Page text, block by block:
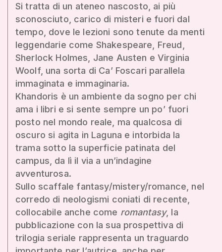
Si tratta di un ateneo nascosto, ai più
sconosciuto, carico di misteri e fuori dal
tempo, dove le lezioni sono tenute da menti
leggendarie come Shakespeare, Freud,
Sherlock Holmes, Jane Austen e Virginia
Woolf, una sorta di Ca’ Foscari parallela
immaginata e immaginaria.
Khandoris è un ambiente da sogno per chi
ama i libri e si sente sempre un po’ fuori
posto nel mondo reale, ma qualcosa di
oscuro si agita in Laguna e intorbida la
trama sotto la superficie patinata del
campus, da lì il via a un’indagine
avventurosa.
Sullo scaffale fantasy/mistery/romance, nel
corredo di neologismi coniati di recente,
collocabile anche come romantasy, la
pubblicazione con la sua prospettiva di
trilogia seriale rappresenta un traguardo